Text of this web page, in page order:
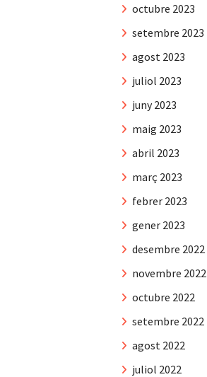
octubre 2023
setembre 2023
agost 2023
juliol 2023
juny 2023
maig 2023
abril 2023
març 2023
febrer 2023
gener 2023
desembre 2022
novembre 2022
octubre 2022
setembre 2022
agost 2022
juliol 2022